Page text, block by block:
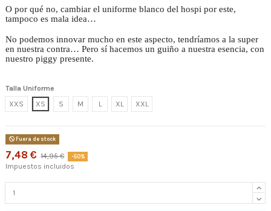
O por qué no, cambiar el uniforme blanco del hospi por este,
tampoco es mala idea…
No podemos innovar mucho en este aspecto, tendríamos a la super
en nuestra contra… Pero sí hacemos un guiño a nuestra esencia, con
nuestro piggy presente.
Talla Uniforme
XXS
XS S M L XL XXL
Fuera de stock
7,48 € 14,95 € -50%
Impuestos incluidos